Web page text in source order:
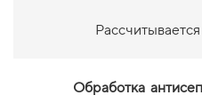
Обработка